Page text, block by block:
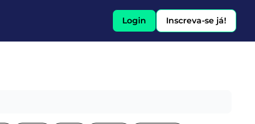
Login Inscreva-se já!